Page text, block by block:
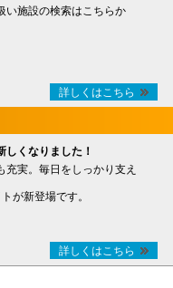
い施設の検索はこちらか
詳しくはこちら
しくなりました！
充実。毎日をしっかり支え
が新登場です。
詳しくはこちら